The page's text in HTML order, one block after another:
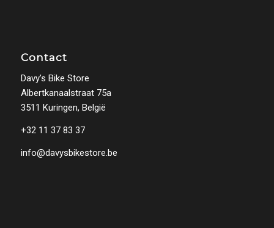
Contact
Davy’s Bike Store
Albertkanaalstraat 75a
3511 Kuringen, België
+32 11 37 83 37
info@davysbikestore.be